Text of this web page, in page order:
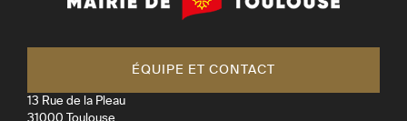
de
ÉQUIPE ET CONTACT
13 Rue de la Pleau